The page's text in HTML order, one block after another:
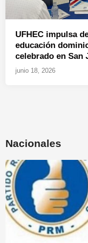
UFHEC impulsa
educación
celebrado en San
junio 18, 2026
Nacionales